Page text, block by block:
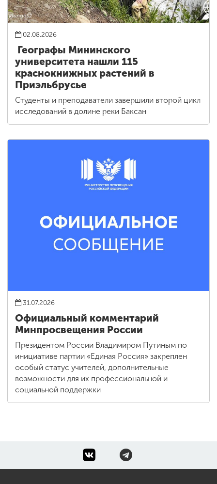
02.08.2026
Географы Мининского
университета нашли 115
краснокнижных растений в
Приэльбрусье
Студенты и преподаватели завершили второй цикл
исследований в долине реки Баксан
31.07.2026
Официальный комментарий
Минпросвещения России
Президентом России Владимиром Путиным по
инициативе партии «Единая Россия» закреплен
особый статус учителей, дополнительные
возможности для их профессиональной и
социальной поддержки